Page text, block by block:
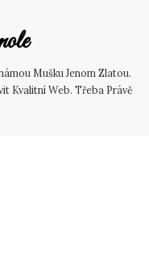
Mušku Jenom Zlatou.
Kvalitní Web. Třeba Právě